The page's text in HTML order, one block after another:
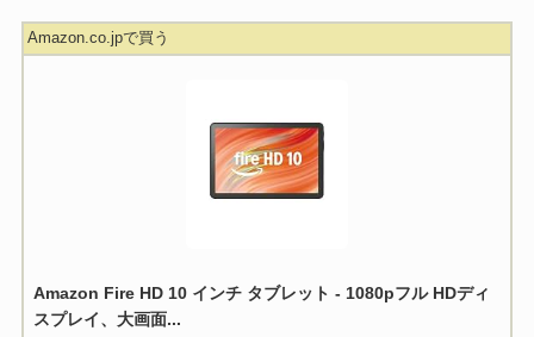
Amazon.co.jpで買う
Amazon Fire HD 10 インチ タブレット - 1080pフル HDディ
スプレイ、大画面...